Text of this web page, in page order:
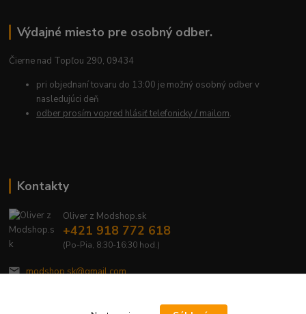
Výdajné miesto pre osobný odber.
Čierne nad Topľou 290, 09434
pri objednaní tovaru do 13:00 je možný osobný odber v
nasledujúci deň
odber prosím vopred hlásiť telefonicky / mailom.
Kontakty
Oliver z Modshop.sk
+421 918 772 618
(Po-Pia, 8:30-16:30 hod.)
modshop.sk@gmail.com